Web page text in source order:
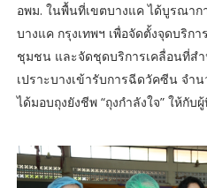
อพม. ในพื้นที่เขตบางแค ได้บูรณา
บางแค กรุงเทพฯ เพื่อจัดตั้งจุดบริก
ชุมชน และจัดชุดบริการเคลื่อนที่ส
เปราะบางเข้ารับการฉีดวัคซีน จำ
ได้มอบถุงยังชีพ “ถุงกำลังใจ” ให้กั